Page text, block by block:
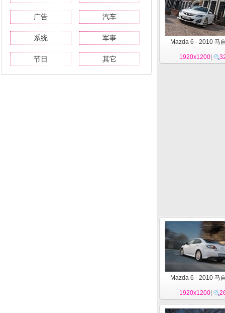
广告 汽车
系统 军事
节日 其它
Mazda 6 - 2010 马
1920x1200
Mazda 6 - 2010 马
1920x1200